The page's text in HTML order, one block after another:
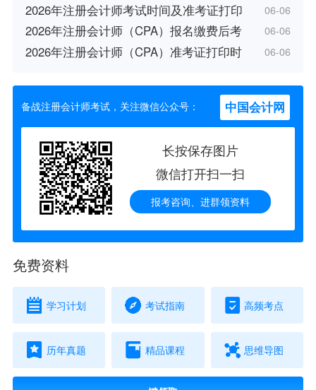
2026年注册会计师考试时间及准考证打印 06-06
2026年注册会计师（CPA）报名缴费后考 06-06
2026年注册会计师（CPA）准考证打印时 06-06
备战注册会计师考试，关注微信公众号： 中国会计网
长按保存图片
微信打开扫一扫
报考咨询、进群领资料
免费资料
学习计划 考试指南 高频考点
历年真题 精品课程 思维导图